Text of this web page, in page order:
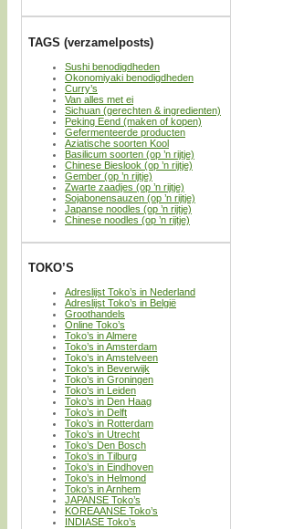
TAGS (verzamelposts)
Sushi benodigdheden
Okonomiyaki benodigdheden
Curry’s
Van alles met ei
Sichuan (gerechten & ingredienten)
Peking Eend (maken of kopen)
Gefermenteerde producten
Aziatische soorten Kool
Basilicum soorten (op ’n rijtje)
Chinese Bieslook (op ’n rijtje)
Gember (op ’n rijtje)
Zwarte zaadjes (op ’n rijtje)
Sojabonensauzen (op ’n rijtje)
Japanse noodles (op ’n rijtje)
Chinese noodles (op ’n rijtje)
TOKO’S
Adreslijst Toko’s in Nederland
Adreslijst Toko’s in België
Groothandels
Online Toko’s
Toko’s in Almere
Toko’s in Amsterdam
Toko’s in Amstelveen
Toko’s in Beverwijk
Toko’s in Groningen
Toko’s in Leiden
Toko’s in Den Haag
Toko’s in Delft
Toko’s in Rotterdam
Toko’s in Utrecht
Toko’s Den Bosch
Toko’s in Tilburg
Toko’s in Eindhoven
Toko’s in Helmond
Toko’s in Arnhem
JAPANSE Toko’s
KOREAANSE Toko’s
INDIASE Toko’s